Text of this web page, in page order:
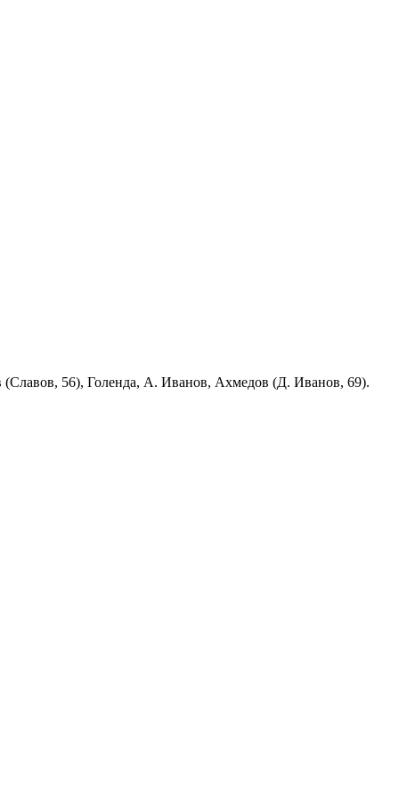
56), Голенда, А. Иванов, Ахмедов (Д. Иванов, 69).